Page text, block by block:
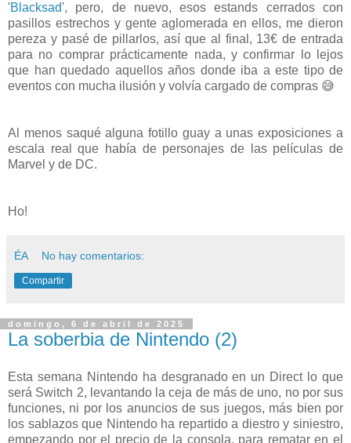
'Blacksad', pero, de nuevo, esos estands cerrados con
pasillos estrechos y gente aglomerada en ellos, me dieron
pereza y pasé de pillarlos, así que al final, 13€ de entrada
para no comprar prácticamente nada, y confirmar lo lejos
que han quedado aquellos años donde iba a este tipo de
eventos con mucha ilusión y volvía cargado de compras 😅
Al menos saqué alguna fotillo guay a unas exposiciones a
escala real que había de personajes de las películas de
Marvel y de DC.
Ho!
ÉA No hay comentarios:
Compartir
domingo, 6 de abril de 2025
La soberbia de Nintendo (2)
Esta semana Nintendo ha desgranado en un Direct lo que
será Switch 2, levantando la ceja de más de uno, no por sus
funciones, ni por los anuncios de sus juegos, más bien por
los sablazos que Nintendo ha repartido a diestro y siniestro,
empezando por el precio de la consola, para rematar en el